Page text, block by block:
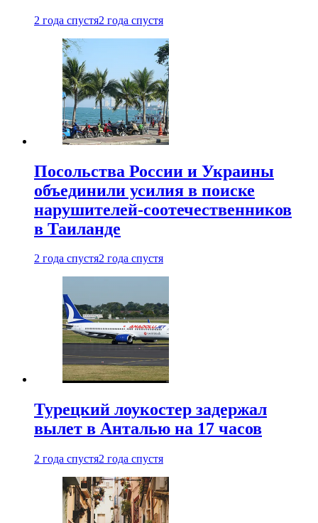
2 года спустя2 года спустя
Посольства России и Украины
объединили усилия в поиске
нарушителей-соотечественников
в Таиланде
2 года спустя2 года спустя
Турецкий лоукостер задержал
вылет в Анталью на 17 часов
2 года спустя2 года спустя